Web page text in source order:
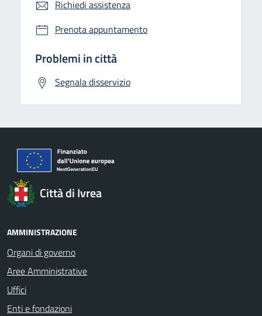
Richiedi assistenza
Prenota appuntamento
Problemi in città
Segnala disservizio
Città di Ivrea
AMMINISTRAZIONE
Organi di governo
Aree Amministrative
Uffici
Enti e fondazioni